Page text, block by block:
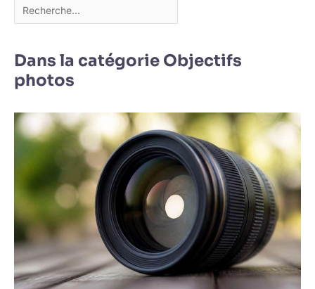
Dans la catégorie Objectifs
photos